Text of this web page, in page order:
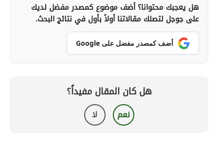
هل يعجبك محتوانا؟ أضف موضوع كمصدر مفضل لديك
على جوجل لتصلك مقالاتنا أولاً بأول في نتائج البحث.
أضف كمصدر مفضل على Google
هل كان المقال مفيداً؟
نعم لا